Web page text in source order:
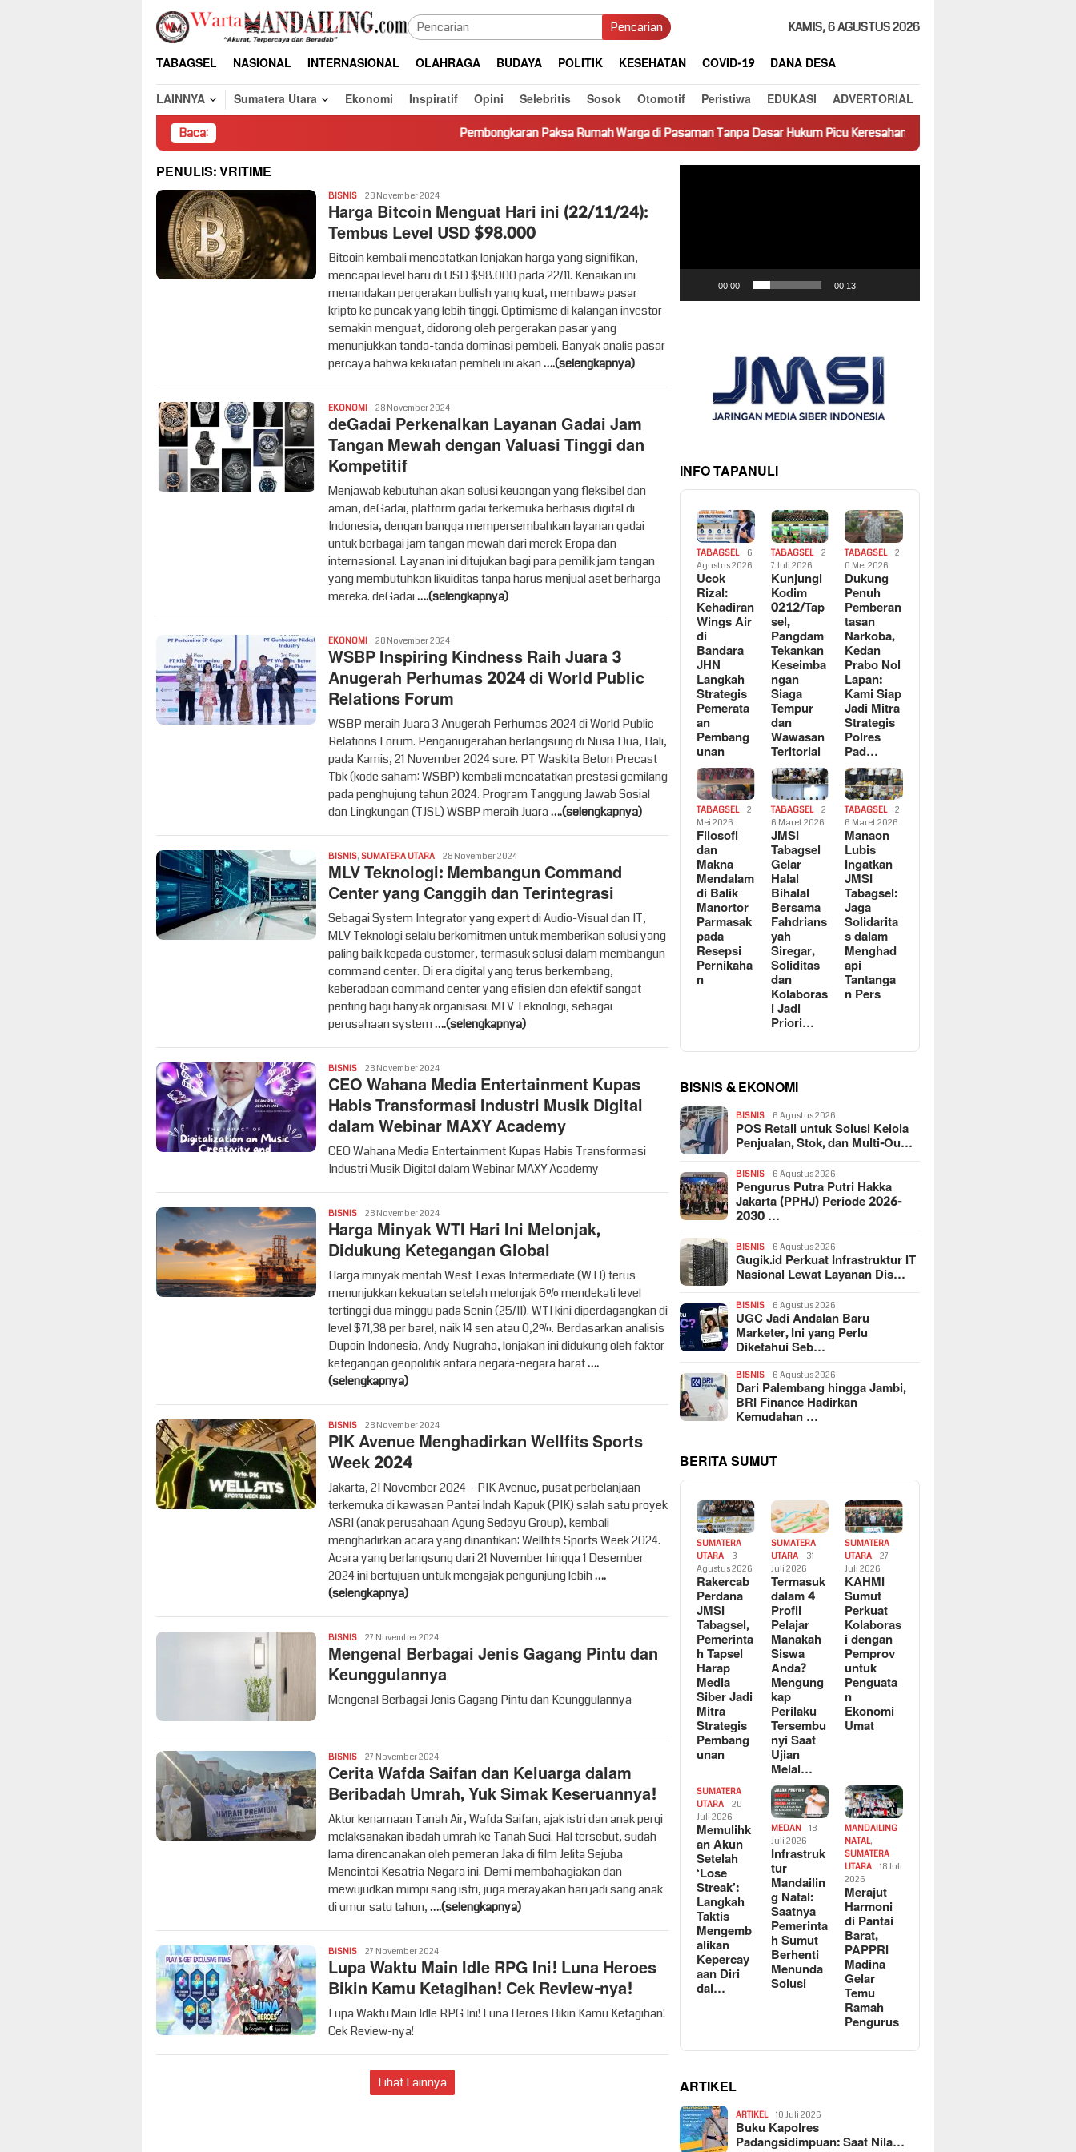
Loncat
konten
Pencarian KAMIS, 6 AGUSTUS 2026
TABAGSEL NASIONAL INTERNASIONAL OLAHRAGA BUDAYA POLITIK KESEHATAN COVID-19
DANA DESA
LAINNYA
Sumatera Utara Ekonomi Inspiratif Opini Selebritis Sosok Otomotif Peristiwa EDUKASI ADVERTORIAL
Baca: Pembongkaran Paksa Rumah Warga di Pasaman Tanpa Dasar Hukum Picu Keresahan Truk Miring Hambat Arus Lalu Lintas di
PENULIS:VRITIME
BISNISVritime
28 November 2024
Harga Bitcoin Menguat Hari ini (22/11/24):
Tembus Level USD $98.000
Bitcoin kembali mencatatkan lonjakan harga yang signifikan,
mencapai level baru di USD $98.000 pada 22/11. Kenaikan ini
menandakan pergerakan bullish yang kuat, membawa pasar
kripto ke puncak yang lebih tinggi. Optimisme di kalangan investor
semakin menguat, didorong oleh pergerakan pasar yang
menunjukkan tanda-tanda dominasi pembeli. Banyak analis pasar
percaya bahwa kekuatan pembeli ini akan….(selengkapnya)
EKONOMIVritime
28 November 2024
deGadai Perkenalkan Layanan Gadai Jam
Tangan Mewah dengan Valuasi Tinggi dan
Kompetitif
Menjawab kebutuhan akan solusi keuangan yang fleksibel dan
aman, deGadai, platform gadai terkemuka berbasis digital di
Indonesia, dengan bangga mempersembahkan layanan gadai
untuk berbagai jam tangan mewah dari merek Eropa dan
internasional. Layanan ini ditujukan bagi para pemilik jam tangan
yang membutuhkan likuiditas tanpa harus menjual aset berharga
mereka. deGadai….(selengkapnya)
EKONOMIVritime
28 November 2024
WSBP Inspiring Kindness Raih Juara 3
Anugerah Perhumas 2024 di World Public
Relations Forum
WSBP meraih Juara 3 Anugerah Perhumas 2024 di World Public
Relations Forum. Penganugerahan berlangsung di Nusa Dua, Bali,
pada Kamis, 21 November 2024 sore. PT Waskita Beton Precast
Tbk (kode saham: WSBP) kembali mencatatkan prestasi gemilang
pada penghujung tahun 2024. Program Tanggung Jawab Sosial
dan Lingkungan (TJSL) WSBP meraih Juara….(selengkapnya)
BISNIS, SUMATERA UTARAVritime
28 November 2024
MLV Teknologi: Membangun Command
Center yang Canggih dan Terintegrasi
Sebagai System Integrator yang expert di Audio-Visual dan IT,
MLV Teknologi selalu berkomitmen untuk memberikan solusi yang
paling baik kepada customer, termasuk solusi dalam membangun
command center. Di era digital yang terus berkembang,
keberadaan command center yang efisien dan efektif sangat
penting bagi banyak organisasi. MLV Teknologi, sebagai
perusahaan system….(selengkapnya)
BISNISVritime
28 November 2024
CEO Wahana Media Entertainment Kupas
Habis Transformasi Industri Musik Digital
dalam Webinar MAXY Academy
CEO Wahana Media Entertainment Kupas Habis Transformasi
Industri Musik Digital dalam Webinar MAXY Academy
BISNISVritime
28 November 2024
Harga Minyak WTI Hari Ini Melonjak,
Didukung Ketegangan Global
Harga minyak mentah West Texas Intermediate (WTI) terus
menunjukkan kekuatan setelah melonjak 6% mendekati level
tertinggi dua minggu pada Senin (25/11). WTI kini diperdagangkan di
level $71,38 per barel, naik 14 sen atau 0,2%. Berdasarkan analisis
Dupoin Indonesia, Andy Nugraha, lonjakan ini didukung oleh faktor
ketegangan geopolitik antara negara-negara barat….
(selengkapnya)
BISNISVritime
28 November 2024
PIK Avenue Menghadirkan Wellfits Sports
Week 2024
Jakarta, 21 November 2024 – PIK Avenue, pusat perbelanjaan
terkemuka di kawasan Pantai Indah Kapuk (PIK) salah satu proyek
ASRI (anak perusahaan Agung Sedayu Group), kembali
menghadirkan acara yang dinantikan: Wellfits Sports Week 2024.
Acara yang berlangsung dari 21 November hingga 1 Desember
2024 ini bertujuan untuk mengajak pengunjung lebih….
(selengkapnya)
BISNISVritime
27 November 2024
Mengenal Berbagai Jenis Gagang Pintu dan
Keunggulannya
Mengenal Berbagai Jenis Gagang Pintu dan Keunggulannya
BISNISVritime
27 November 2024
Cerita Wafda Saifan dan Keluarga dalam
Beribadah Umrah, Yuk Simak Keseruannya!
Aktor kenamaan Tanah Air, Wafda Saifan, ajak istri dan anak pergi
melaksanakan ibadah umrah ke Tanah Suci. Hal tersebut, sudah
lama direncanakan oleh pemeran Jaka di film Jelita Sejuba
Mencintai Kesatria Negara ini. Demi membahagiakan dan
mewujudkan mimpi sang istri, juga merayakan hari jadi sang anak
di umur satu tahun,….(selengkapnya)
BISNISVritime
27 November 2024
Lupa Waktu Main Idle RPG Ini! Luna Heroes
Bikin Kamu Ketagihan! Cek Review-nya!
Lupa Waktu Main Idle RPG Ini! Luna Heroes Bikin Kamu Ketagihan!
Cek Review-nya!
Lihat Lainnya
00:00 00:13
INFO TAPANULI
TABAGSEL
6
Agustus 2026
Ucok
Rizal:
Kehadiran
Wings Air
di
Bandara
JHN
Langkah
Strategis
Pemerata
an
Pembang
unan
TABAGSEL
2
7 Juli 2026
Kunjungi
Kodim
0212/Tap
sel,
Pangdam
Tekankan
Keseimba
ngan
Siaga
Tempur
dan
Wawasan
Teritorial
TABAGSEL
2
0 Mei 2026
Dukung
Penuh
Pemberan
tasan
Narkoba,
Kedan
Prabo Nol
Lapan:
Kami Siap
Jadi Mitra
Strategis
Polres
Pad…
TABAGSEL
2
Mei 2026
Filosofi
dan
Makna
Mendalam
di Balik
Manortor
Parmasak
pada
Resepsi
Pernikaha
n
TABAGSEL
2
6 Maret 2026
JMSI
Tabagsel
Gelar
Halal
Bihalal
Bersama
Fahdrians
yah
Siregar,
Soliditas
dan
Kolaboras
i Jadi
Priori…
TABAGSEL
2
6 Maret 2026
Manaon
Lubis
Ingatkan
JMSI
Tabagsel:
Jaga
Solidarita
s dalam
Menghad
api
Tantanga
n Pers
BISNIS & EKONOMI
BISNIS 6 Agustus 2026
POS Retail untuk Solusi Kelola
Penjualan, Stok, dan Multi-Ou…
BISNIS 6 Agustus 2026
Pengurus Putra Putri Hakka
Jakarta (PPHJ) Periode 2026-
2030 …
BISNIS 6 Agustus 2026
Gugik.id Perkuat Infrastruktur IT
Nasional Lewat Layanan Dis…
BISNIS 6 Agustus 2026
UGC Jadi Andalan Baru
Marketer, Ini yang Perlu
Diketahui Seb…
BISNIS 6 Agustus 2026
Dari Palembang hingga Jambi,
BRI Finance Hadirkan
Kemudahan …
BERITA SUMUT
SUMATERA
UTARA
3
Agustus 2026
Rakercab
Perdana
JMSI
Tabagsel,
Pemerinta
h Tapsel
Harap
Media
Siber Jadi
Mitra
Strategis
Pembang
unan
SUMATERA
UTARA
31
Juli 2026
Termasuk
dalam 4
Profil
Pelajar
Manakah
Siswa
Anda?
Mengung
kap
Perilaku
Tersembu
nyi Saat
Ujian
Melal…
SUMATERA
UTARA
27
Juli 2026
KAHMI
Sumut
Perkuat
Kolaboras
i dengan
Pemprov
untuk
Penguata
n
Ekonomi
Umat
SUMATERA
UTARA
20
Juli 2026
Memulihk
an Akun
Setelah
‘Lose
Streak’:
Langkah
Taktis
Mengemb
alikan
Kepercay
aan Diri
dal…
MEDAN
18
Juli 2026
Infrastruk
tur
Mandailin
g Natal:
Saatnya
Pemerinta
h Sumut
Berhenti
Menunda
Solusi
MANDAILING
NATAL,
SUMATERA
UTARA
18 Juli
2026
Merajut
Harmoni
di Pantai
Barat,
PAPPRI
Madina
Gelar
Temu
Ramah
Pengurus
ARTIKEL
ARTIKEL 10 Juli 2026
Buku Kapolres
Padangsidimpuan: Saat Nila…